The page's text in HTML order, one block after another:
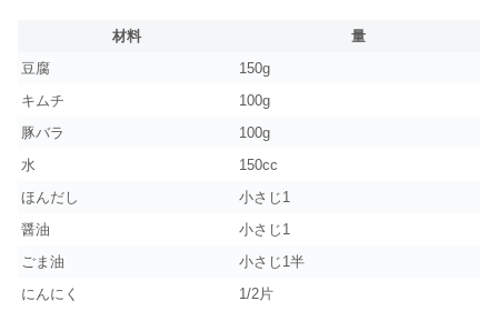
材料
量
豆腐
150g
キムチ
100g
豚バラ
100g
水
150cc
ほんだし
小さじ1
醤油
小さじ1
ごま油
小さじ1半
にんにく
1/2片